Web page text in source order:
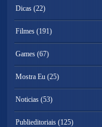
Dicas (22)
Filmes (191)
Games (67)
Mostra Eu (25)
Noticias (53)
Publieditoriais (125)